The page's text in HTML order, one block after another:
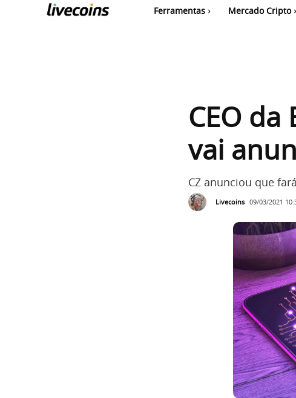
Ferramentas Mercado Cripto
CEO
vai
CZ anunciou que
Livecoins 09/03/2021